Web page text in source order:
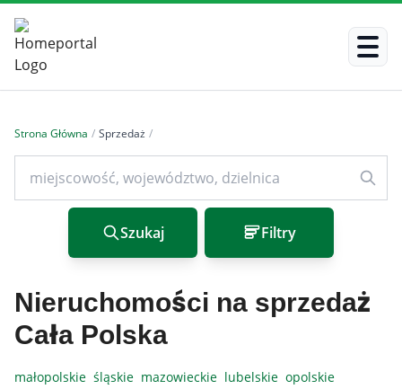
Strona Główna / Sprzedaż /
Szukaj Filtry
Nieruchomości na sprzedaż
Cała Polska
małopolskie śląskie mazowieckie lubelskie opolskie